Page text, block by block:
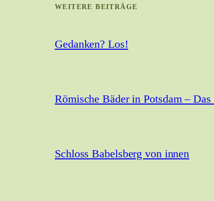
WEITERE BEITRÄGE
Gedanken? Los!
Römische Bäder in Potsdam –
Schloss Babelsberg von innen